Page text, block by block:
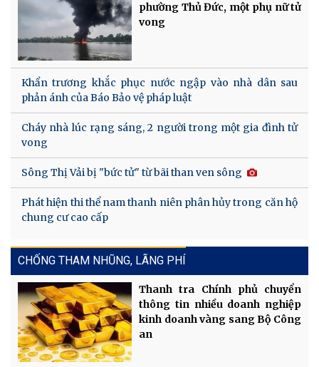
phường Thủ Đức, một phụ nữ tử
vong
Khẩn trương khắc phục nước ngập vào nhà dân sau
phản ánh của Báo Bảo vệ pháp luật
Cháy nhà lúc rạng sáng, 2 người trong một gia đình tử
vong
Sông Thị Vải bị "bức tử" từ bãi than ven sông
Phát hiện thi thể nam thanh niên phân hủy trong căn hộ
chung cư cao cấp
CHỐNG THAM NHŨNG, LÃNG PHÍ
Thanh tra Chính phủ chuyển
thông tin nhiều doanh nghiệp
kinh doanh vàng sang Bộ Công
an